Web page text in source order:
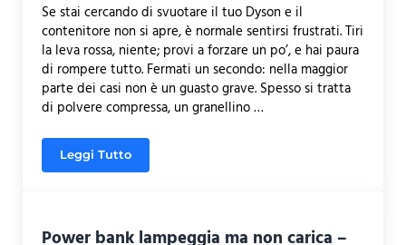
Se stai cercando di svuotare il tuo Dyson e il
contenitore non si apre, è normale sentirsi frustrati. Tiri
la leva rossa, niente; provi a forzare un po’, e hai paura
di rompere tutto. Fermati un secondo: nella maggior
parte dei casi non è un guasto grave. Spesso si tratta
di polvere compressa, un granellino …
Leggi TuttoContenitore Dyson non si apre – Cause e soluzioni
Power bank lampeggia ma non carica –